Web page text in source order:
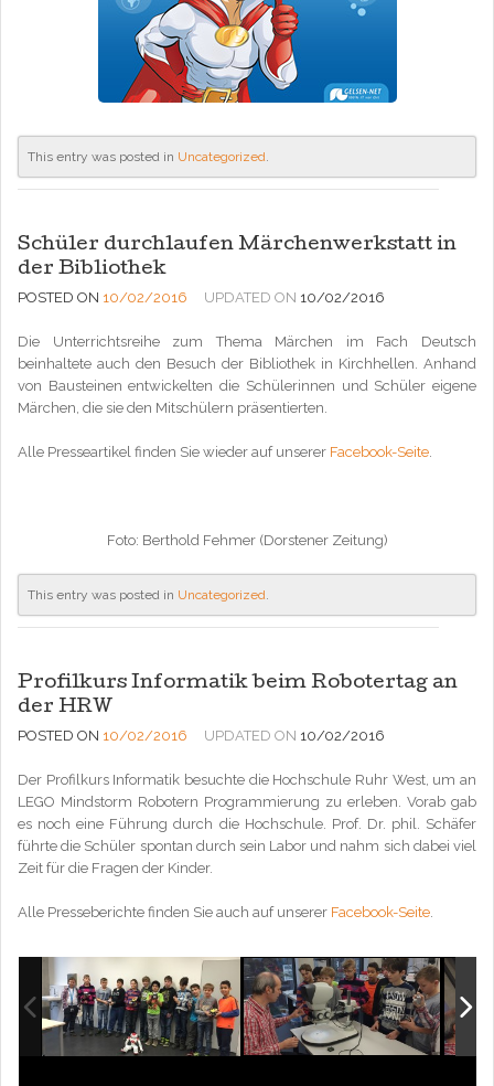
This entry was posted in Uncategorized
Schüler durchlaufen Märchenwerkstatt in
der Bibliothek
POSTED ON 10/02/2016 UPDATED ON 10/02/2016
Die Unterrichtsreihe zum Thema Märchen im Fach Deutsch
beinhaltete auch den Besuch der Bibliothek in Kirchhellen. Anhand
von Bausteinen entwickelten die Schülerinnen und Schüler eigene
Märchen, die sie den Mitschülern präsentierten.
Alle Presseartikel finden Sie wieder auf unserer Facebook-Seite
Foto: Berthold Fehmer (Dorstener Zeitung)
This entry was posted in Uncategorized
Profilkurs Informatik beim Robotertag an
der HRW
POSTED ON 10/02/2016 UPDATED ON 10/02/2016
Der Profilkurs Informatik besuchte die Hochschule Ruhr West, um an
LEGO Mindstorm Robotern Programmierung zu erleben. Vorab gab
es noch eine Führung durch die Hochschule. Prof. Dr. phil. Schäfer
führte die Schüler spontan durch sein Labor und nahm sich dabei viel
Zeit für die Fragen der Kinder.
Alle Presseberichte finden Sie auch auf unserer Facebook-Seite